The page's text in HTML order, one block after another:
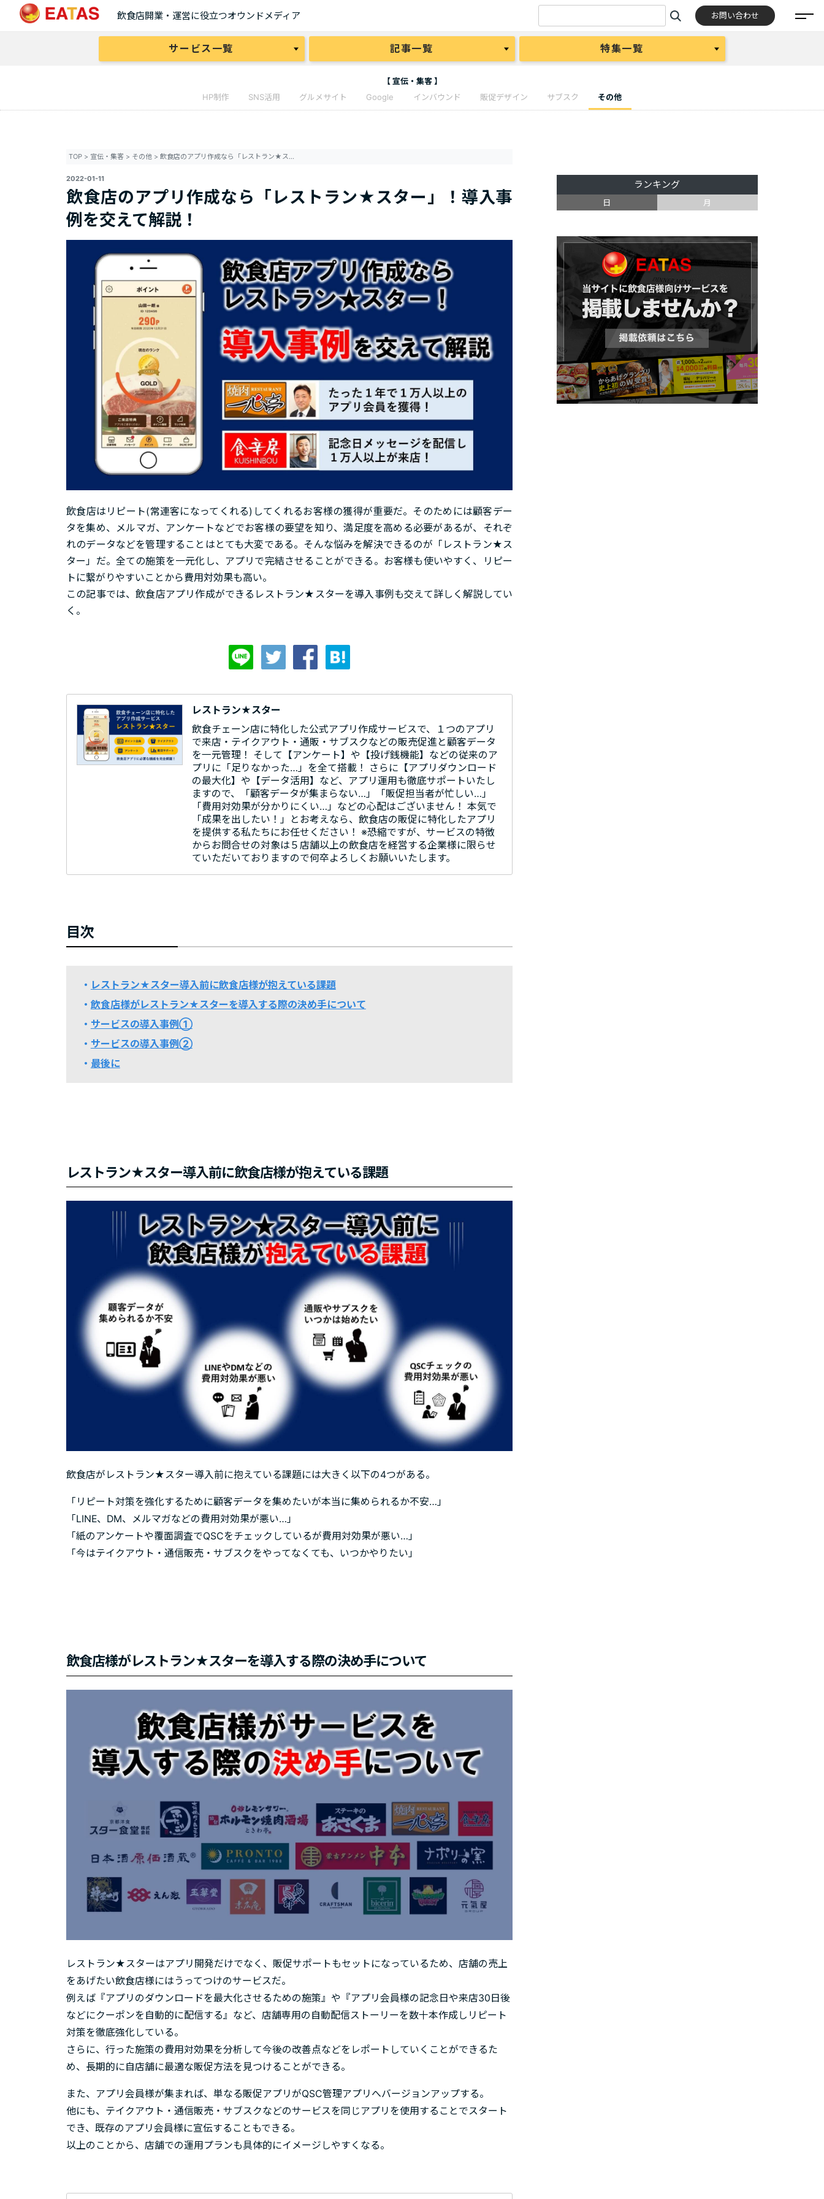
飲食店開業・運営に役立つオウンドメディア お問い合わせ
サービス一覧 記事一覧 特集一覧
【 宣伝・集客 】
HP制作
SNS活用 グルメサイト Google インバウンド 販促デザイン サブスク その他
TOP> 宣伝・集客 > その他> 飲食店のアプリ作成なら「レストラン★スター」！導入事例を交えて解説！
2022-01-11
飲食店のアプリ作成なら「レストラン★スター」！導入事
例を交えて解説！
飲食店はリピート(常連客になってくれる)してくれるお客様の獲得が重要だ。そのためには顧客デー
タを集め、メルマガ、アンケートなどでお客様の要望を知り、満足度を高める必要があるが、それぞ
れのデータなどを管理することはとても大変である。そんな悩みを解決できるのが「レストラン★ス
ター」だ。全ての施策を一元化し、アプリで完結させることができる。お客様も使いやすく、リピー
トに繋がりやすいことから費用対効果も高い。
この記事では、飲食店アプリ作成ができるレストラン★スターを導入事例も交えて詳しく解説してい
く。
レストラン★スター
飲食チェーン店に特化した公式アプリ作成サービスで、１つのアプリ
で来店・テイクアウト・通販・サブスクなどの販売促進と顧客データ
を一元管理！ そして【アンケート】や【投げ銭機能】などの従来のア
プリに「足りなかった…」を全て搭載！ さらに【アプリダウンロード
の最大化】や【データ活用】など、アプリ運用も徹底サポートいたし
ますので、「顧客データが集まらない…」「販促担当者が忙しい…」
「費用対効果が分かりにくい…」などの心配はございません！ 本気で
「成果を出したい！」とお考えなら、飲食店の販促に特化したアプリ
を提供する私たちにお任せください！ ※恐縮ですが、サービスの特徴
からお問合せの対象は５店舗以上の飲食店を経営する企業様に限らせ
ていただいておりますので何卒よろしくお願いいたします。
目次
レストラン★スター導入前に飲食店様が抱えている課題
飲食店様がレストラン★スターを導入する際の決め手について
サービスの導入事例①
サービスの導入事例②
最後に
レストラン★スター導入前に飲食店様が抱えている課題
飲食店がレストラン★スター導入前に抱えている課題には大きく以下の4つがある。
「リピート対策を強化するために顧客データを集めたいが本当に集められるか不安…」
「LINE、DM、メルマガなどの費用対効果が悪い…」
「紙のアンケートや覆面調査でQSCをチェックしているが費用対効果が悪い…」
「今はテイクアウト・通信販売・サブスクをやってなくても、いつかやりたい」
飲食店様がレストラン★スターを導入する際の決め手について
レストラン★スターはアプリ開発だけでなく、販促サポートもセットになっているため、店舗の売上
をあげたい飲食店様にはうってつけのサービスだ。
例えば『アプリのダウンロードを最大化させるための施策』や『アプリ会員様の記念日や来店30日後
などにクーポンを自動的に配信する』など、店舗専用の自動配信ストーリーを数十本作成しリピート
対策を徹底強化している。
さらに、行った施策の費用対効果を分析して今後の改善点などをレポートしていくことができるた
め、長期的に自店舗に最適な販促方法を見つけることができる。
また、アプリ会員様が集まれば、単なる販促アプリがQSC管理アプリへバージョンアップする。
他にも、テイクアウト・通信販売・サブスクなどのサービスを同じアプリを使用することでスタート
でき、既存のアプリ会員様に宣伝することもできる。
以上のことから、店舗での運用プランも具体的にイメージしやすくなる。
ランキング
日 月